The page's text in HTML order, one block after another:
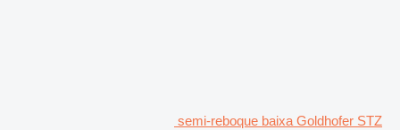
semi-reboque baixa Goldhofer STZ